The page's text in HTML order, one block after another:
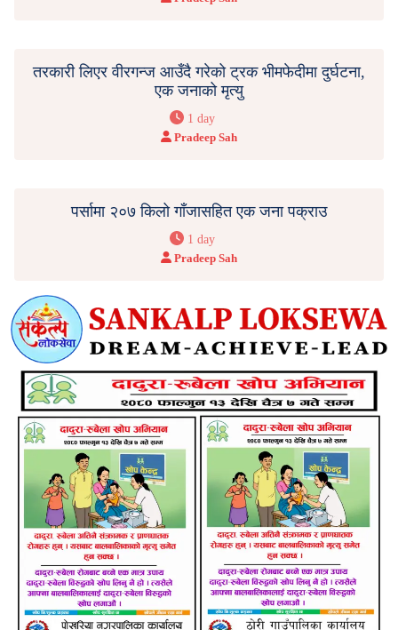
तरकारी लिएर वीरगन्ज आउँदै गरेको ट्रक भीमफेदीमा दुर्घटना,
एक जनाको मृत्यु
1 day
Pradeep Sah
पर्सामा २०७ किलो गाँजासहित एक जना पक्राउ
1 day
Pradeep Sah